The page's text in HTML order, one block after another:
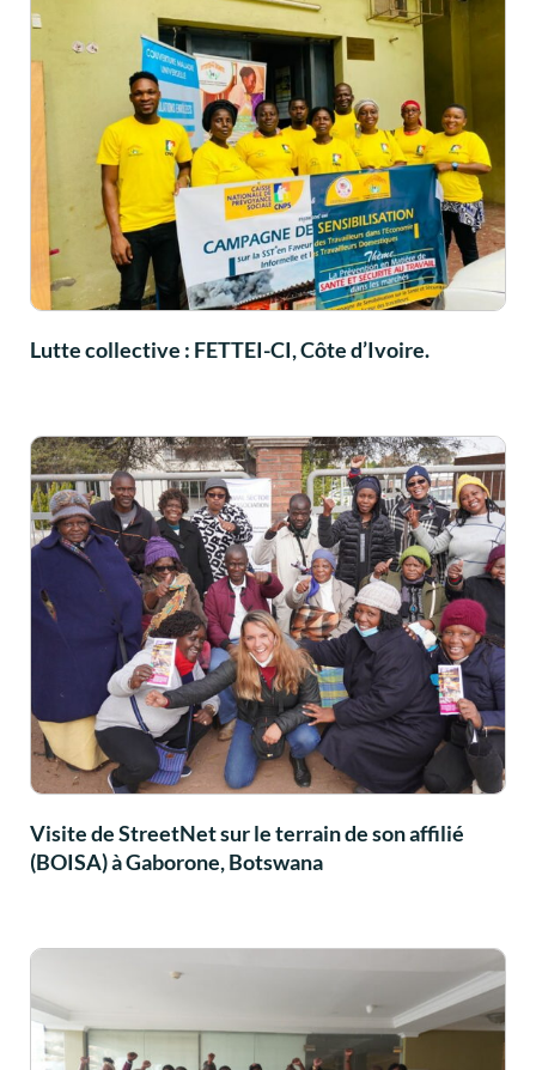
Lutte collective : FETTEI-CI, Côte d’Ivoire.
Visite de StreetNet sur le terrain de son affilié
(BOISA) à Gaborone, Botswana